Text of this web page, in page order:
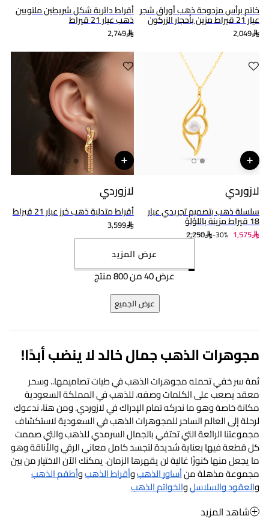
خاتم برأس مزدوجة ذهب أوراق شجر
عيار 21 قيراط مزين بأحجار الزركون
2,049
أقراط دائرية شكل شريطين ملتويين
ذهب عيار 21 قيراط
2,749
لازوردي
سلسلة ذهب بتصميم تجريدي عيار
18 قيراط مزينة باللؤلؤ
2,250 30%- 1,575
لازوردي
أقراط متدلية ذهب خرز عيار 21 قيراط
3,599
عرض المزيد
عرض 40 من 800 منتج
عرض الجميع
مجوهرات الذهب جمال خالد لا ينضب أبدًا!
ثمة سر خفي تحمله مجوهرات الذهب
مجموعة مذهلة من أساور الذهب وأقراط الذهب وأطقم الذهب
والعقود والسلاسل والخواتم الذهب
شاهد المزيد